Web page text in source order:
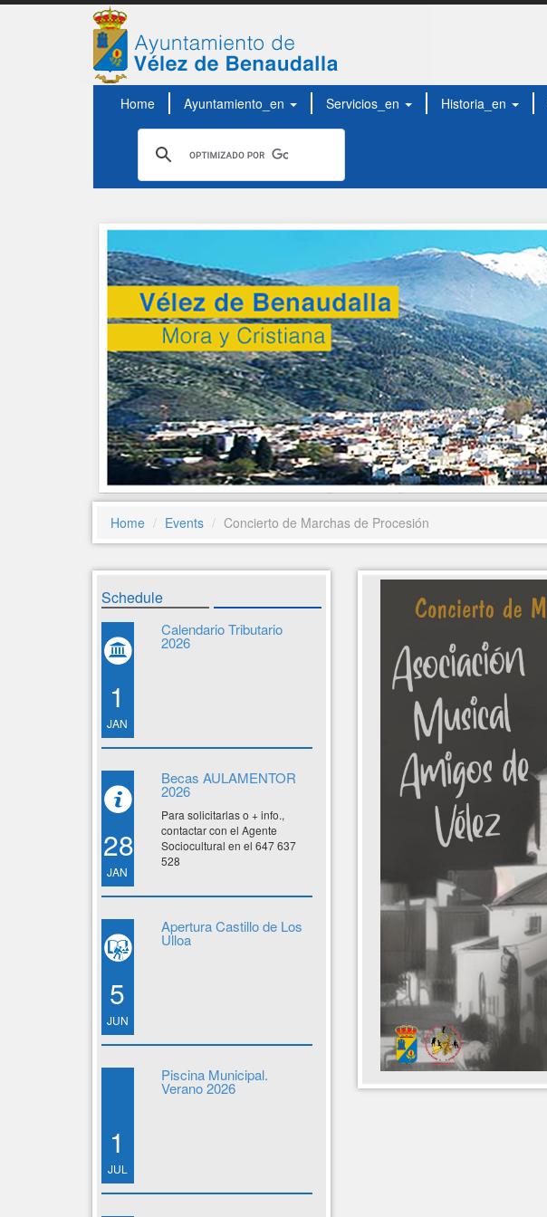
Home Ayuntamiento_en Servicios_en Historia_en
Home Events Concierto de Marchas de Procesión
Schedule
1
JAN
Calendario Tributario
2026
28
JAN
Becas AULAMENTOR
2026
Para solicitarlas o + info.,
contactar con el Agente
Sociocultural en el 647 637
528
5
JUN
Apertura Castillo de Los
Ulloa
1
JUL
Piscina Municipal.
Verano 2026